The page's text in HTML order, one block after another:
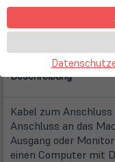
Beschreibung
Kabel zum
Anschluss an das
Ausgang oder
einen Computer mit